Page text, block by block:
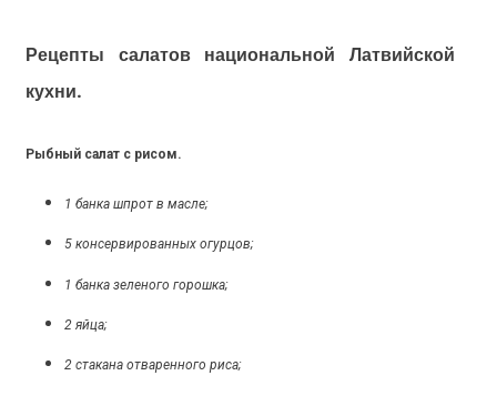
Рецепты салатов национальной Латвийской
кухни.
Рыбный салат с рисом.
1 банка шпрот в масле;
5 консервированных огурцов;
1 банка зеленого горошка;
2 яйца;
2 стакана отваренного риса;